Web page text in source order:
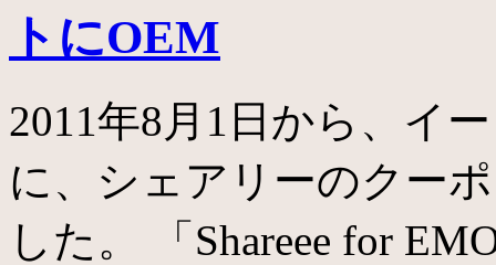
トにOEM
2011年8月1日から、イ
に、シェアリーのクー
した。 「Shareee for